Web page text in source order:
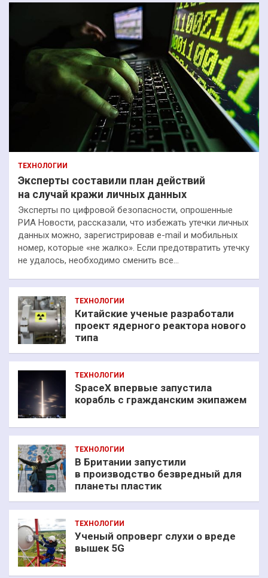
ТЕХНОЛОГИИ
Эксперты составили план действий
на случай кражи личных данных
Эксперты по цифровой безопасности, опрошенные
РИА Новости, рассказали, что избежать утечки личных
данных можно, зарегистрировав e-mail и мобильных
номер, которые «не жалко». Если предотвратить утечку
не удалось, необходимо сменить все…
ТЕХНОЛОГИИ
Китайские ученые разработали
проект ядерного реактора нового
типа
ТЕХНОЛОГИИ
SpaceX впервые запустила
корабль с гражданским экипажем
ТЕХНОЛОГИИ
В Британии запустили
в производство безвредный для
планеты пластик
ТЕХНОЛОГИИ
Ученый опроверг слухи о вреде
вышек 5G